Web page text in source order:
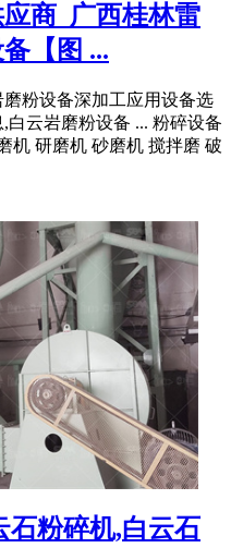
商_广西桂林雷
【图 ...
粉设备深加工应用设备选
云岩磨粉设备 ... 粉碎设备
机 研磨机 砂磨机 搅拌磨 破
石粉碎机,白云石